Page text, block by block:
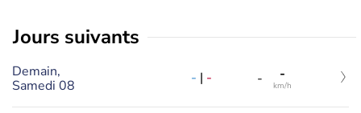
jours suivants
Demain,
Samedi 08
- | - - -
km/h